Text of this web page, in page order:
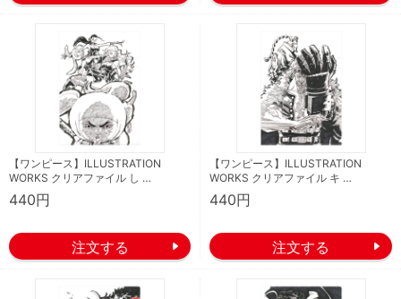
【ワンピース】ILLUSTRATION
WORKS クリアファイル し …
440円
【ワンピース】ILLUSTRATION
WORKS クリアファイル キ …
440円